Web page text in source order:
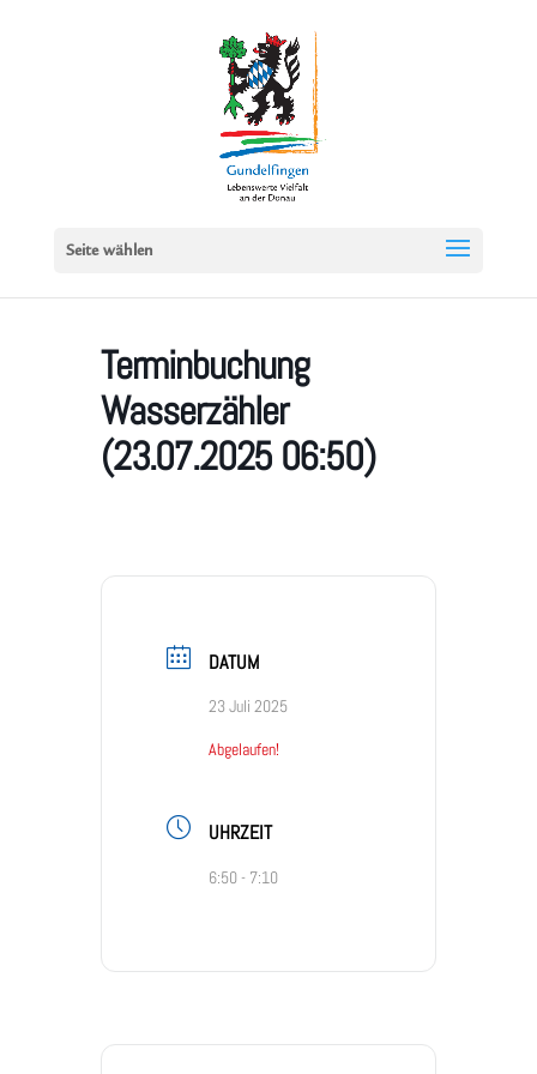
Seite wählen
Terminbuchung
Wasserzähler
(23.07.2025 06:50)
DATUM
23 Juli 2025
Abgelaufen!
UHRZEIT
6:50 - 7:10